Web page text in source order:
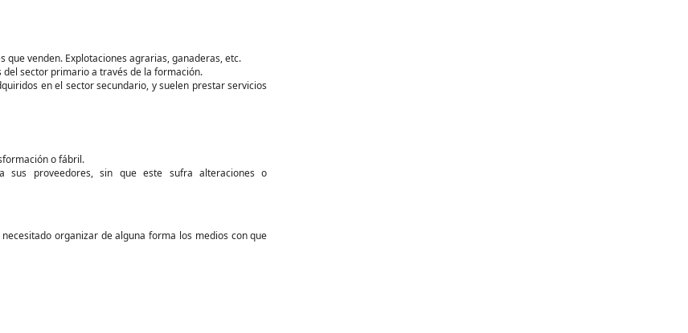
que venden. Explotaciones agrarias, ganaderas, etc.
sector primario a través de la formación.
en el sector secundario, y suelen prestar servicios
o fábril.
sus proveedores, sin que este sufra alteraciones o
organizar de alguna forma los medios con que